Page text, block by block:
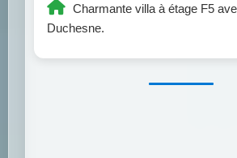
Charmante villa à étage F5
Duchesne.